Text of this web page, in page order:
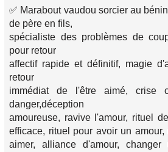
✅ Marabout vaudou sorcier au
de père en fils,
spécialiste des problèmes de
pour retour
affectif rapide et définitif, magie
retour
immédiat de l'être aimé, crise
danger,déception
amoureuse, ravive l'amour, rituel
efficace, rituel pour avoir un
aimer, alliance d'amour,